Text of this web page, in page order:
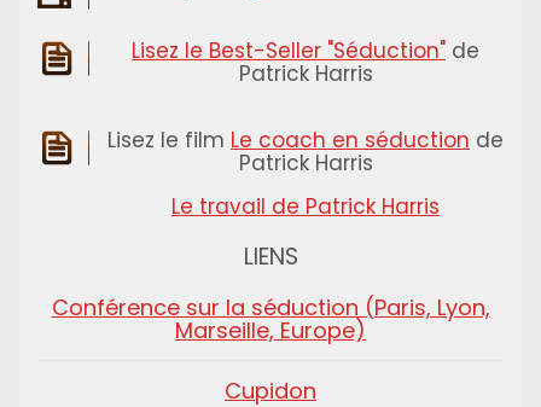
Lisez le Best-Seller "Séduction" de
Patrick Harris
Lisez le film Le coach en séduction de
Patrick Harris
Le travail de Patrick Harris
LIENS
Conférence sur la séduction (Paris, Lyon,
Marseille, Europe)
Cupidon